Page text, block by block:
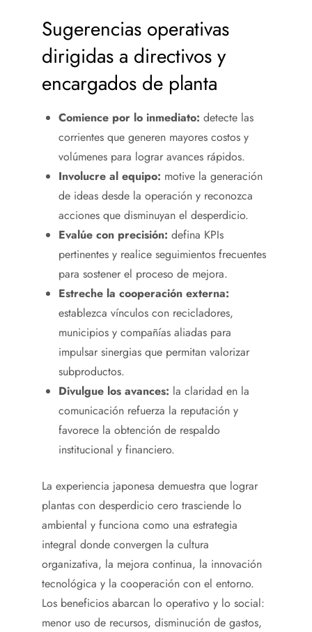
Sugerencias operativas
dirigidas a directivos y
encargados de planta
Comience por lo inmediato: detecte las
corrientes que generen mayores costos y
volúmenes para lograr avances rápidos.
Involucre al equipo: motive la generación
de ideas desde la operación y reconozca
acciones que disminuyan el desperdicio.
Evalúe con precisión: defina KPIs
pertinentes y realice seguimientos frecuentes
para sostener el proceso de mejora.
Estreche la cooperación externa:
establezca vínculos con recicladores,
municipios y compañías aliadas para
impulsar sinergias que permitan valorizar
subproductos.
Divulgue los avances: la claridad en la
comunicación refuerza la reputación y
favorece la obtención de respaldo
institucional y financiero.
La experiencia japonesa demuestra que lograr
plantas con desperdicio cero trasciende lo
ambiental y funciona como una estrategia
integral donde convergen la cultura
organizativa, la mejora continua, la innovación
tecnológica y la cooperación con el entorno.
Los beneficios abarcan lo operativo y lo social:
menor uso de recursos, disminución de gastos,